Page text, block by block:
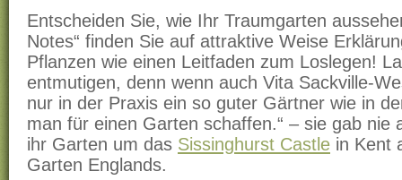
Entscheiden Sie, wie Ihr Traumgarten
Notes“ finden Sie auf attraktive Weise
Pflanzen wie einen Leitfaden zum Loslegen!
entmutigen, denn wenn auch Vita Sackville-
nur in der Praxis ein so guter Gärtner wie in
man für einen Garten schaffen.“ – sie gab nie
ihr Garten um das Sissinghurst Castle in Kent
Garten Englands.